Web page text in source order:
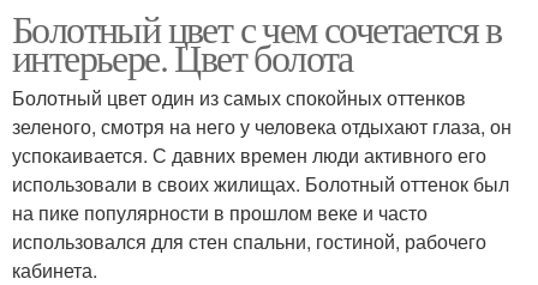
Болотный цвет с чем сочетается в
интерьере. Цвет болота
Болотный цвет один из самых спокойных оттенков
зеленого, смотря на него у человека отдыхают глаза, он
успокаивается. С давних времен люди активного его
использовали в своих жилищах. Болотный оттенок был
на пике популярности в прошлом веке и часто
использовался для стен спальни, гостиной, рабочего
кабинета.